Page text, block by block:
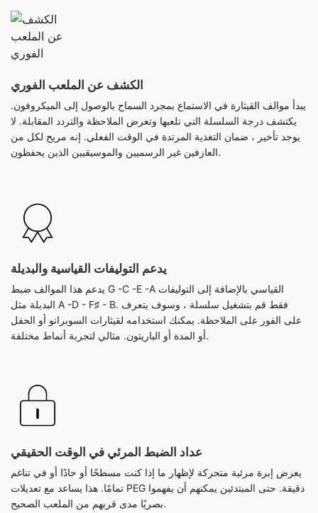
الكشف عن الملعب الفوري
يبدأ موالف القيثارة في الاستماع بمجرد السماح بالوصول إلى الميكروفون.
يكتشف درجة السلسلة التي تلعبها وتعرض الملاحظة والتردد المقابلة. لا
يوجد تأخير ، ضمان التغذية المرتدة في الوقت الفعلي. إنه مريح لكل من
العازفين غير الرسميين والموسيقيين الذين يحفظون.
يدعم التوليفات القياسية والبديلة
يدعم هذا الموالف ضبط G -C -E -A القياسي بالإضافة إلى التوليفات
البديلة مثل A -D - F♯ - B. فقط قم بتشغيل سلسلة ، وسوف يتعرف
على الفور على الملاحظة. يمكنك استخدامه لقيثارات السوبرانو أو الحفل
أو المدة أو الباريتون. مثالي لتجربة أنماط مختلفة.
عداد الضبط المرئي في الوقت الحقيقي
يعرض إبرة مرئية متحركة لإظهار ما إذا كنت مسطحًا أو حادًا أو في تناغم
تمامًا. هذا يساعد مع تعديلات PEG دقيقة. حتى المبتدئين يمكنهم أن يفهموا
بصريًا مدى قربهم من الملعب الصحيح.